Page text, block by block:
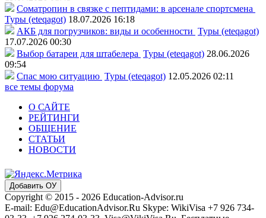
Соматропин в связке с пептидами: в арсенале спортсмена
Туры (eteqagot) 18.07.2026 16:18
АКБ для погрузчиков: виды и особенности Туры (eteqagot)
17.07.2026 00:30
Выбор батареи для штабелера Туры (eteqagot) 28.06.2026
09:54
Спас мою ситуацию Туры (eteqagot) 12.05.2026 02:11
все темы форума
О САЙТЕ
РЕЙТИНГИ
ОБЩЕНИЕ
СТАТЬИ
НОВОСТИ
Добавить ОУ
Copyright © 2015 - 2026 Education-Advisor.ru
E-mail: Edu@EducationAdvisor.Ru Skype: WikiVisa +7 926 734-